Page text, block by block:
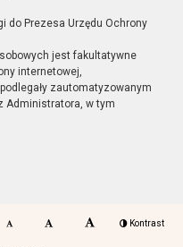
do Prezesa Urzędu Ochrony
jest fakultatywne
internetowej,
zautomatyzowanym
Administratora, w tym
Kontrast